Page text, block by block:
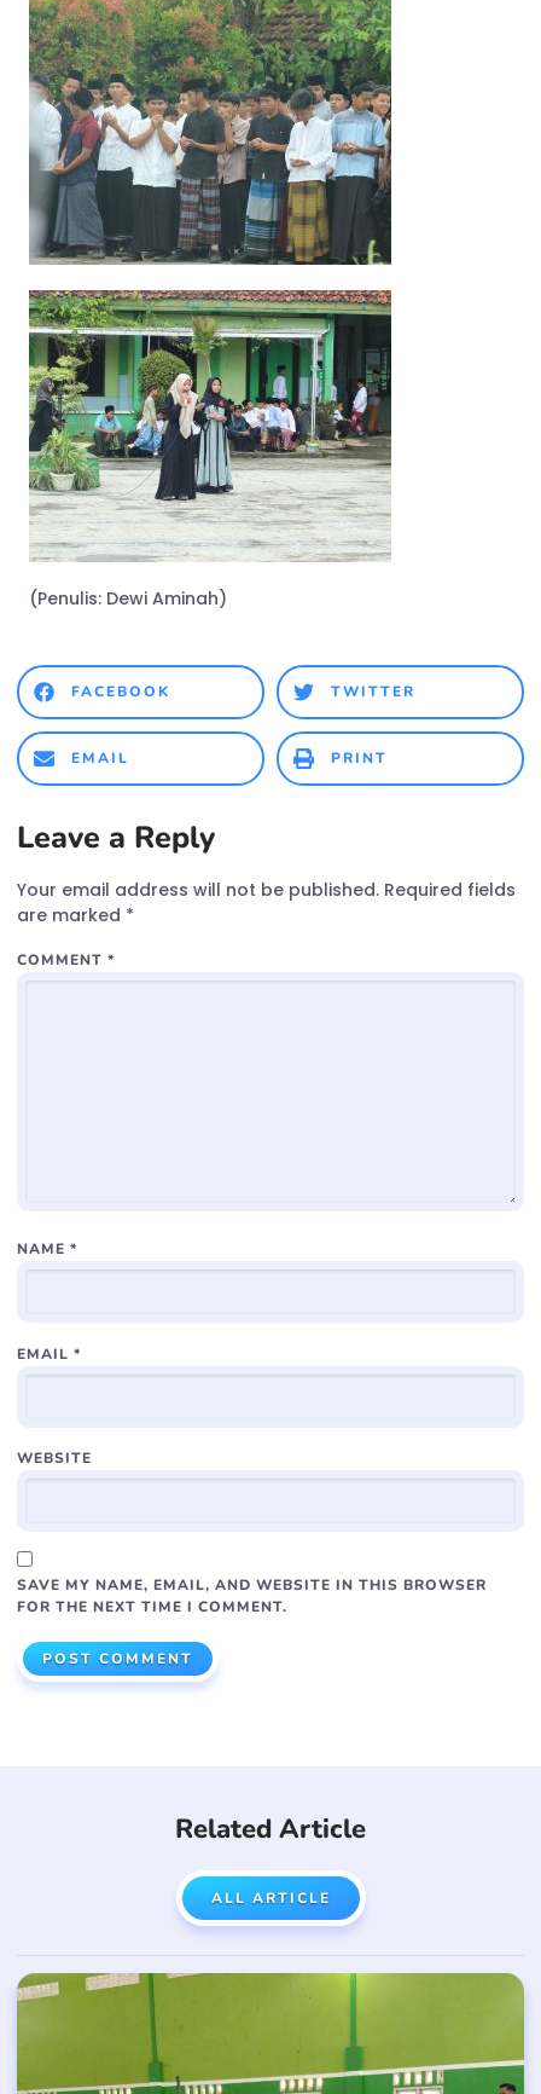
(Penulis: Dewi Aminah)
FACEBOOK TWITTER
EMAIL PRINT
Leave a Reply
Your email address will not be published. Required fields
are marked *
COMMENT *
NAME *
EMAIL *
WEBSITE
SAVE MY NAME, EMAIL, AND WEBSITE IN THIS BROWSER
FOR THE NEXT TIME I COMMENT.
Related Article
ALL ARTICLE